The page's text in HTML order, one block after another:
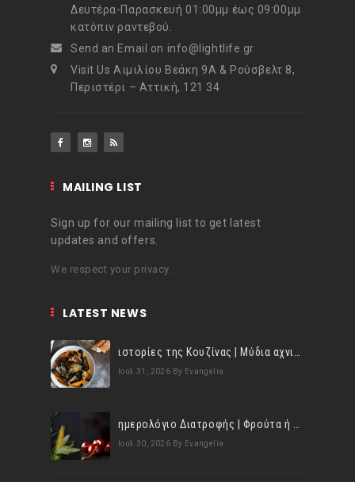
Δευτέρα-Παρασκευή 01:00μμ έως 09:00μμ
κατόπιν ραντεβού.
Send an Email on info@lightlife.gr
Visit Us Αιμιλίου Βεάκη 9Α & Ρούσβελτ 8,
Περιστέρι – Αττική, 121 34
MAILING LIST
Sign up for our mailing list to get latest
updates and offers.
We respect your privacy.
LATEST NEWS
Ιούλ 31, 2026 By Evangelia
Ιούλ 30, 2026 By Evangelia